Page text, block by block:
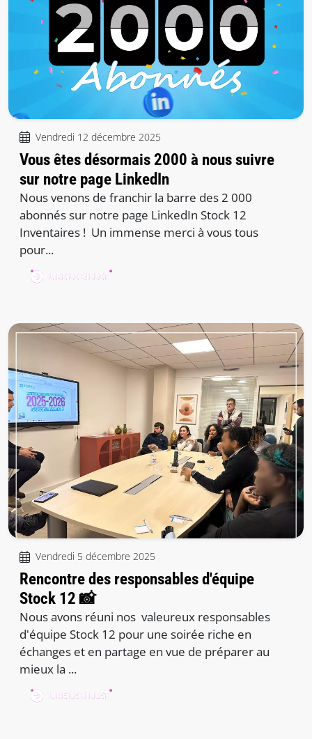
Vendredi 12 décembre 2025
Vous êtes désormais 2000 à nous suivre
sur notre page LinkedIn
Nous venons de franchir la barre des 2 000
abonnés sur notre page LinkedIn Stock 12
Inventaires ! Un immense merci à vous tous
pour...
LIRE LE BILLET
Vendredi 5 décembre 2025
Rencontre des responsables d'équipe
Stock 12 📸
Nous avons réuni nos valeureux responsables
d'équipe Stock 12 pour une soirée riche en
échanges et en partage en vue de préparer au
mieux la ...
LIRE LE BILLET